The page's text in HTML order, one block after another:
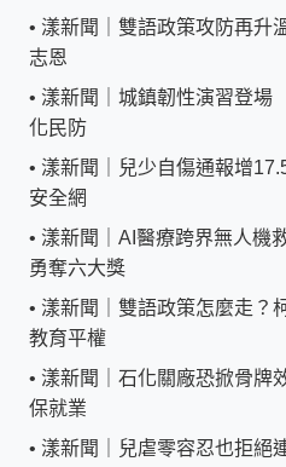
• 漾新聞｜雙語政策攻防再
志恩
• 漾新聞｜城鎮韌性演習登
化民防
• 漾新聞｜兒少自傷通報增
安全網
• 漾新聞｜AI醫療跨界無人
勇奪六大獎
• 漾新聞｜雙語政策怎麼走？
教育平權
• 漾新聞｜石化關廠恐掀骨
保就業
• 漾新聞｜兒虐零容忍也拒